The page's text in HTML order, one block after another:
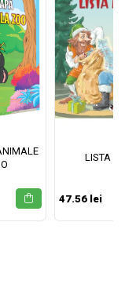
LISTA
47.56 lei